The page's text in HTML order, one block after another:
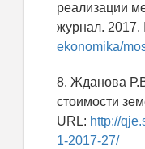
реализации
журнал.
ekonomika/
8. Жданова
стоимости
URL: http://
1-2017-27/